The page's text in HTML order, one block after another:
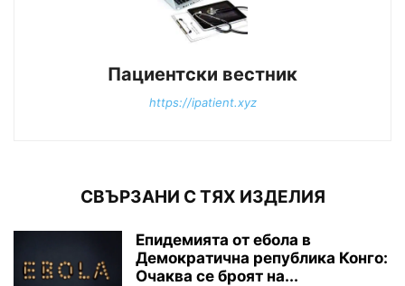
Пациентски вестник
https://ipatient.xyz
СВЪРЗАНИ С ТЯХ ИЗДЕЛИЯ
Епидемията от ебола в
Демократична република Конго:
Очаква се броят на...